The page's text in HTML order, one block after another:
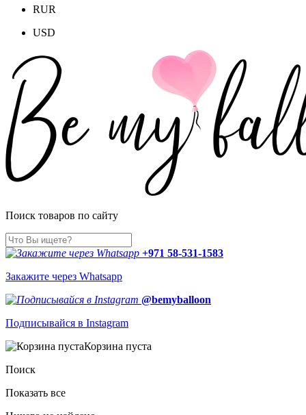
RUR
USD
Поиск товаров по сайту
+971 58-531-1583
Закажите через Whatsapp
@bemyballoon
Подписывайся в Instagram
Корзина пуста
Поиск
Показать все